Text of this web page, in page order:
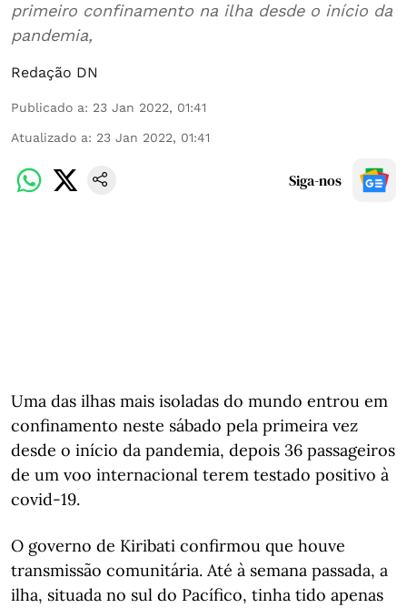
primeiro confinamento na ilha desde o início da
pandemia,
Redação DN
Publicado a: 23 Jan 2022, 01:41
Atualizado a: 23 Jan 2022, 01:41
Siga-nos
Uma das ilhas mais isoladas do mundo entrou em
confinamento neste sábado pela primeira vez
desde o início da pandemia, depois 36 passageiros
de um voo internacional terem testado positivo à
covid-19.
O governo de Kiribati confirmou que houve
transmissão comunitária. Até à semana passada, a
ilha, situada no sul do Pacífico, tinha tido apenas